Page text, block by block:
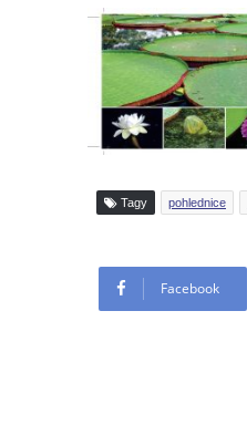
Tagy pohlednice
Facebook